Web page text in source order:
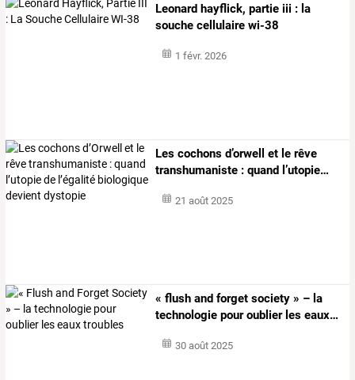
Leonard hayflick, partie iii : la
souche cellulaire wi-38
1 févr. 2026
Les cochons d’orwell et le rêve
transhumaniste : quand l’utopie…
21 août 2025
« flush and forget society » – la
technologie pouroublierles eaux…
30 août 2025